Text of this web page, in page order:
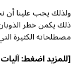
ولذلك يجب علينا أن
ذلك يكمن خطر
مصطلحاته الكثيرة
[للمزيد اضغط: